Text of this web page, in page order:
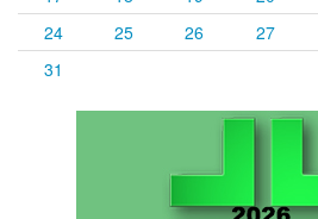
24
25 26 27
31